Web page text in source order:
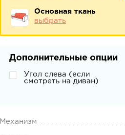
Основная ткань
выбрать
Дополнительные опции
Угол слева (если
смотреть на диван)
Механизм